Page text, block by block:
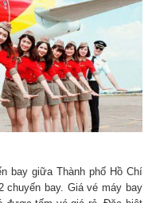
bay giữa Thành phố Hồ Chí
chuyến bay. Giá vé máy bay